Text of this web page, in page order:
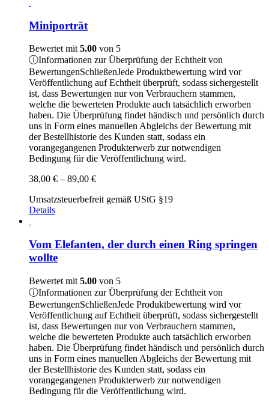
Miniporträt
Bewertet mit 5.00 von 5
ⓘInformationen zur Überprüfung der Echtheit von
BewertungenSchließenJede Produktbewertung wird vor
Veröffentlichung auf Echtheit überprüft, sodass sichergestellt
ist, dass Bewertungen nur von Verbrauchern stammen,
welche die bewerteten Produkte auch tatsächlich erworben
haben. Die Überprüfung findet händisch und persönlich durch
uns in Form eines manuellen Abgleichs der Bewertung mit
der Bestellhistorie des Kunden statt, sodass ein
vorangegangenen Produkterwerb zur notwendigen
Bedingung für die Veröffentlichung wird.
38,00 € – 89,00 €Preisspanne:
bis
Umsatzsteuerbefreit gemäß UStG §19
Details
Vom Elefanten, der durch einen Ring springen
wollte
Bewertet mit 5.00 von 5
ⓘInformationen zur Überprüfung der Echtheit von
BewertungenSchließenJede Produktbewertung wird vor
Veröffentlichung auf Echtheit überprüft, sodass sichergestellt
ist, dass Bewertungen nur von Verbrauchern stammen,
welche die bewerteten Produkte auch tatsächlich erworben
haben. Die Überprüfung findet händisch und persönlich durch
uns in Form eines manuellen Abgleichs der Bewertung mit
der Bestellhistorie des Kunden statt, sodass ein
vorangegangenen Produkterwerb zur notwendigen
Bedingung für die Veröffentlichung wird.